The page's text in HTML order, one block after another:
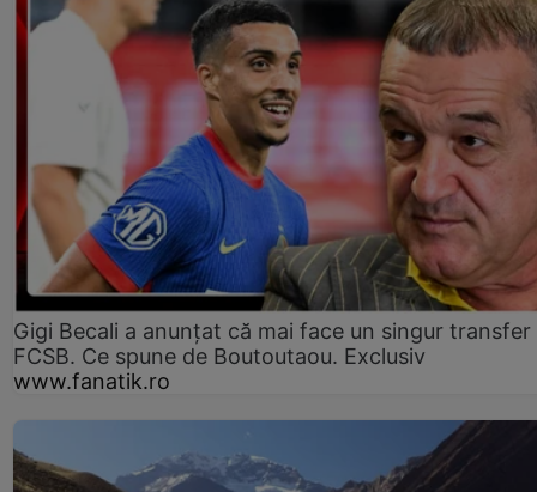
Gigi Becali a anunțat că mai face un singur transfer
FCSB. Ce spune de Boutoutaou. Exclusiv
www.fanatik.ro